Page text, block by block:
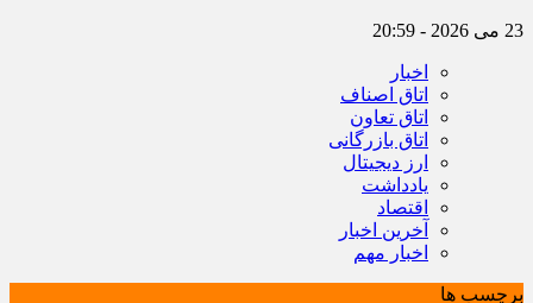
23 می 2026 - 20:59
اخبار
اتاق اصناف
اتاق تعاون
اتاق بازرگانی
ارز دیجیتال
یادداشت
اقتصاد
آخرین اخبار
اخبار مهم
برچسب ها